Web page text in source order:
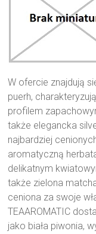
W ofercie znajdują
puerh,
profilem
także elegancka
najbardziej
aromatyczną
delikatnym
także zielona
ceniona za swoje
TEAAROMATIC
jako biała piwonia,